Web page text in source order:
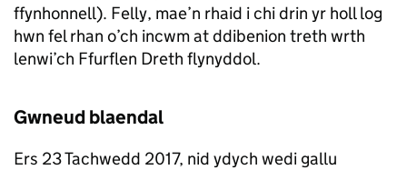
ffynhonnell). Felly, mae’n rhaid i chi drin yr holl log
hwn fel rhan o’ch incwm at ddibenion treth wrth
lenwi’ch Ffurflen Dreth flynyddol.
Gwneud blaendal
Ers 23 Tachwedd 2017, nid ydych wedi gallu